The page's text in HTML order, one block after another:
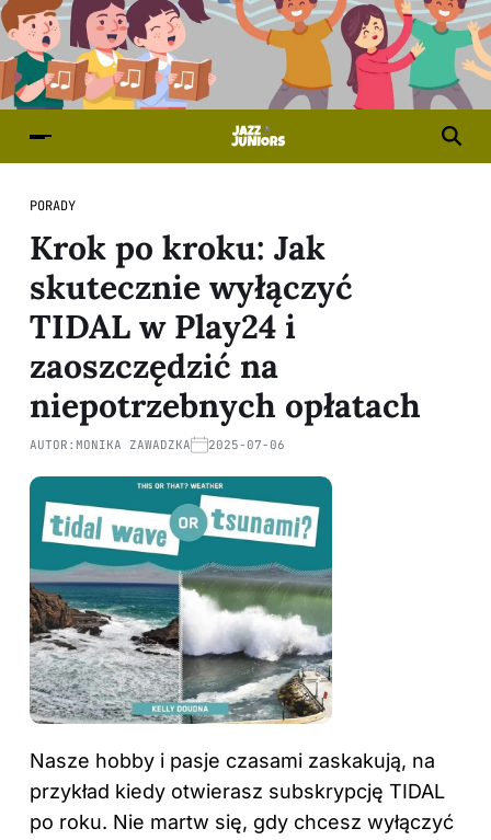
PORADY
Krok po kroku: Jak
skutecznie wyłączyć
TIDAL w Play24 i
zaoszczędzić na
niepotrzebnych opłatach
AUTOR: MONIKA ZAWADZKA 2025-07-06
Nasze hobby i pasje czasami zaskakują, na
przykład kiedy otwierasz subskrypcję TIDAL
po roku. Nie martw się, gdy chcesz wyłączyć